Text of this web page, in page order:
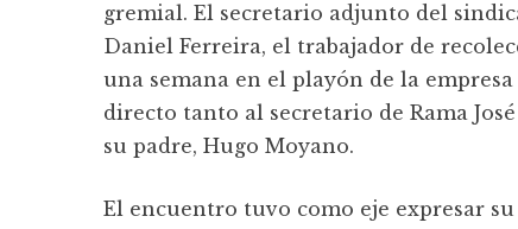
gremial. El secretario adjunto del
Daniel Ferreira, el trabajador de
una semana en el playón de la
directo tanto al secretario de Rama
su padre, Hugo Moyano.
El encuentro tuvo como eje expresar